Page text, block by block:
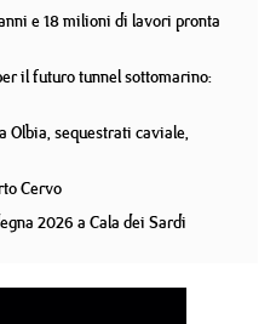
e 18 milioni di lavori pronta
il futuro tunnel sottomarino:
Olbia, sequestrati caviale,
Cervo
2026 a Cala dei Sardi